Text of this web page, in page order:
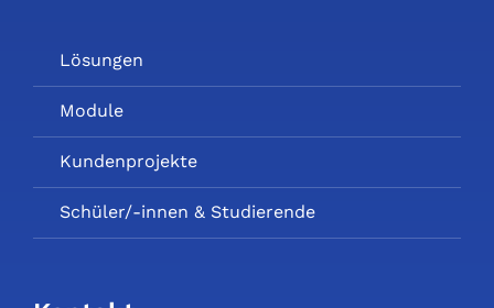
Lösungen
Module
Kundenprojekte
Schüler/-innen & Studierende